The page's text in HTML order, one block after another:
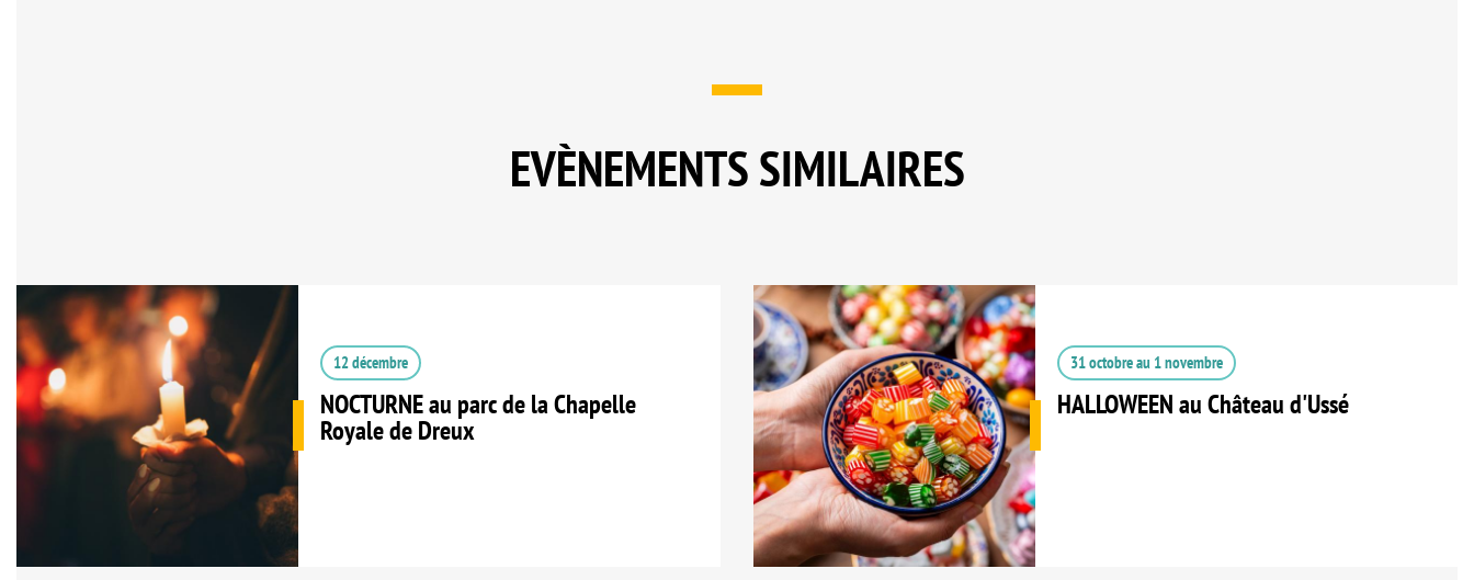
EVÈNEMENTS SIMILAIRES
12 décembre
NOCTURNE au parc de la Chapelle
Royale de Dreux
31 octobreau 1 novembre
HALLOWEEN au Château d'Ussé